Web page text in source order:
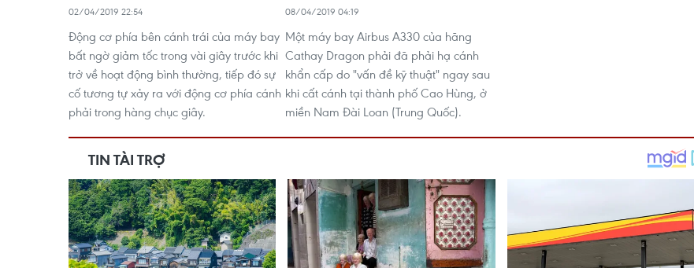
02/04/2019 22:54
Động cơ phía bên cánh trái của máy bay
bất ngờ giảm tốc trong vài giây trước khi
trở về hoạt động bình thường, tiếp đó sự
cố tương tự xảy ra với động cơ phía cánh
phải trong hàng chục giây.
08/04/2019 04:19
Một máy bay Airbus A330 của hãng
Cathay Dragon phải đã phải hạ cánh
khẩn cấp do "vấn đề kỹ thuật" ngay sau
khi cất cánh tại thành phố Cao Hùng, ở
miền Nam Đài Loan (Trung Quốc).